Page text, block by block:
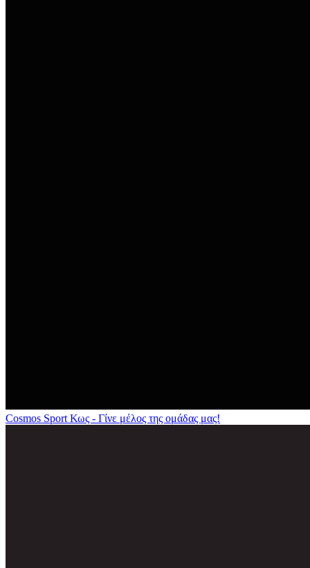
Cosmos Sport Κως - Γίνε μέλος της ομάδας μας!